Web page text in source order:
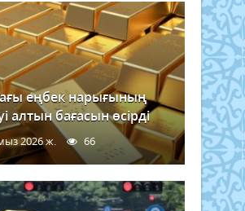
еңбек нарығының
алтын бағасын өсірді
2026 ж. 66